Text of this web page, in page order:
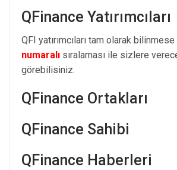
QFinance Yatırımcıları
QFI yatırımcıları tam olarak
numaralı sıralaması ile sizlere
görebilisiniz.
QFinance Ortakları
QFinance Sahibi
QFinance Haberleri